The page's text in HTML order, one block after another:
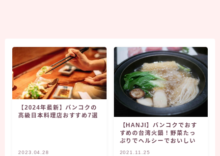
【2024年最新】バンコクの
高級日本料理店おすすめ7選
2023.04.28
【HANJI】バンコクでおす
すめの台湾火鍋！野菜たっ
ぷりでヘルシーでおいしい
2021.11.25